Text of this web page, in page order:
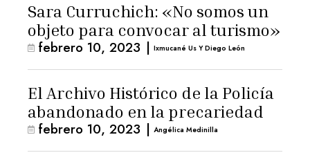
Sara Curruchich: «No somos un
objeto para convocar al turismo»
febrero 10, 2023 | Ixmucané Us Y Diego León
El Archivo Histórico de la Policía
abandonado en la precariedad
febrero 10, 2023 | Angélica Medinilla